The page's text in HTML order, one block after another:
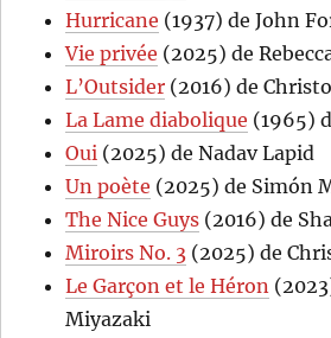
Hurricane (1937) de John
Vie privée (2025) de
L’Outsider (2016) de
La Lame diabolique (1965)
Oui (2025) de Nadav Lapid
Un poète (2025) de Simón
The Nice Guys (2016) de
Miroirs No. 3 (2025) de
Le Garçon et le Héron
Miyazaki